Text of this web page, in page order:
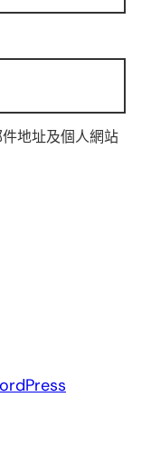
地址及個人網站